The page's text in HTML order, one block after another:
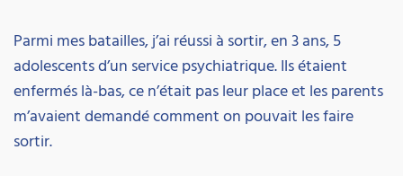
Parmi mes batailles, j’ai réussi à sortir, en 3 ans, 5
adolescents d’un service psychiatrique. Ils étaient
enfermés là-bas, ce n’était pas leur place et les parents
m’avaient demandé comment on pouvait les faire
sortir.